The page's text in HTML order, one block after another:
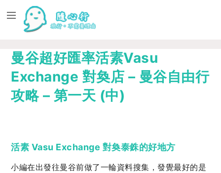
曼谷超好匯率活素Vasu
Exchange 對奐店 – 曼谷自由行
攻略 – 第一天 (中)
活素 Vasu Exchange 對奐泰銖的好地方
小編在出發往曼谷前做了一輪資料搜集，發覺最好的是